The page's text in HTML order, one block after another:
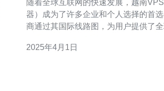
随着全球互联网的快速发展，越南
器）成为了许多企业和个人选择的首
商通过其国际线路图，为用户提供了
优势。 越南VPS国际线路图的特点主要包括以下几点： 全
2025年4月1日